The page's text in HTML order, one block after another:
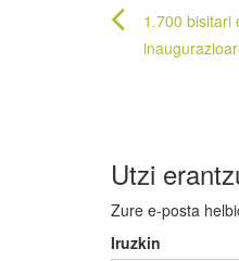
zehar
1.700 bisitari
Utzi
Zure e-posta
Iruzkin